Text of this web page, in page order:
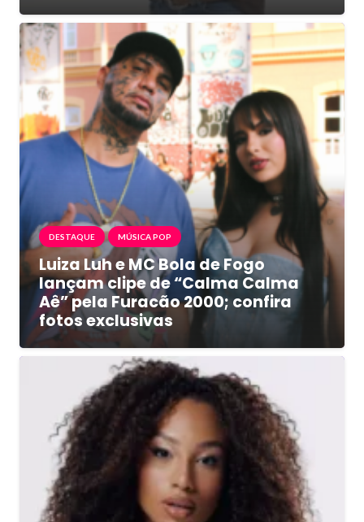
DESTAQUE MÚSICA POP
Luiza Luh e MC Bola de Fogo
lançam clipe de “Calma Calma
Aê” pela Furacão 2000; confira
fotos exclusivas